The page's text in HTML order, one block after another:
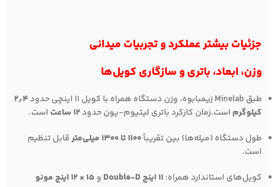
جزئیات بیشتر عملکرد و تجربیات میدانی
وزن، ابعاد، باتری و سازگاری کویل‌ها
طبق Minelab زیمبابوه، وزن دستگاه همراه با کویل 11 اینچی حدود
۲٫۴
کیلوگرماست.زمان کارکرد باتری لیتیوم-یون حدود۱۲ ساعت
است.
طول دستگاه (میله‌ها) بین تقریباً۱۱۰۰ تا ۱۳۰۰ میلی‌متر
قابل تنظیم
است.
کویل‌های استاندارد همراه:11 اینچ Double-D و 15 × 12 اینچ مونو